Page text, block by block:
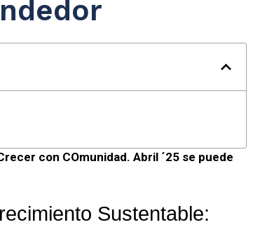
con COmunidad. Abril ´25 se puede
Sustentable: